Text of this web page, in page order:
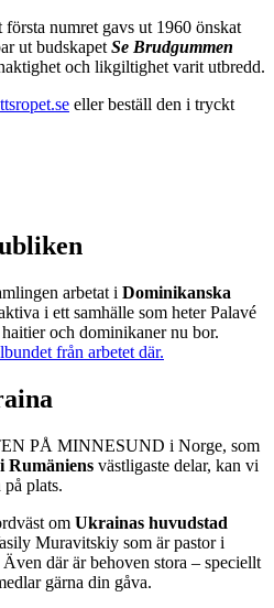
numret gavs ut 1960 önskat
ut budskapet Se Brudgummen
och likgiltighet varit utbredd.
eller beställ den i tryckt
arbetat i Dominikanska
i ett samhälle som heter Palavé
och dominikaner nu bor.
från arbetet där.
PÅ MINNESUND i Norge, som
Rumäniens västligaste delar, kan vi
plats.
om Ukrainas huvudstad
Muravitskiy som är pastor i
där är behoven stora – speciellt
gärna din gåva.